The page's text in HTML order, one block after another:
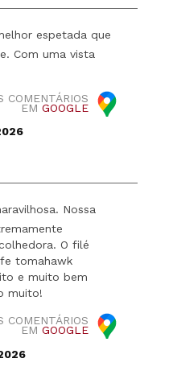
espetada que
Com uma vista
COMENTÁRIOS
EM GOOGLE
Nossa
O filé
tomahawk
e muito bem
muito!
COMENTÁRIOS
EM GOOGLE